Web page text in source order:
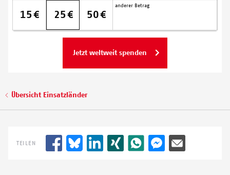
Spendenbetrag
Spende
wird
am
Donation amount monthly
15 25 50
anderer Betrag
Pfadnavigation
Übersicht Einsatzländer
TEILEN